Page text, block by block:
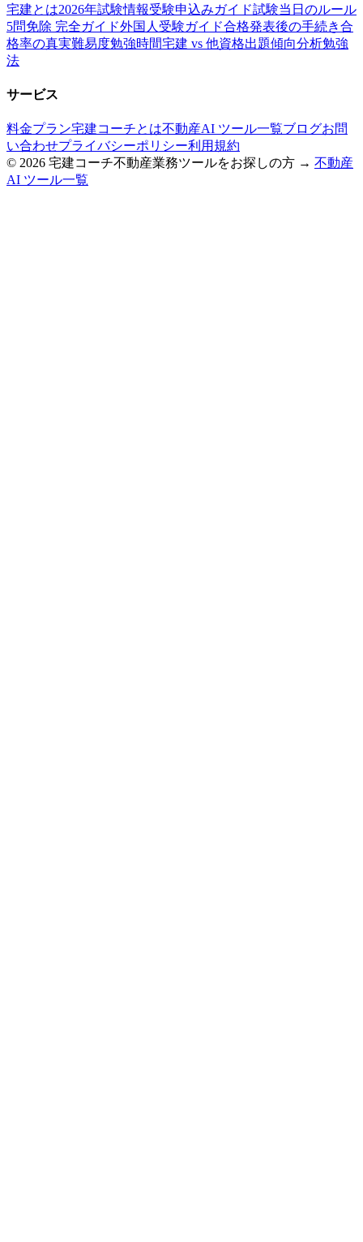
宅建とは2026年試験情報受験申込みガイド試験当日のルール
5問免除 完全ガイド外国人受験ガイド合格発表後の手続き合
格率の真実難易度勉強時間宅建 vs 他資格出題傾向分析勉強
法
サービス
料金プラン宅建コーチとは不動産AI ツール一覧ブログお問
い合わせプライバシーポリシー利用規約
© 2026 宅建コーチ不動産業務ツールをお探しの方 → 不動産
AI ツール一覧